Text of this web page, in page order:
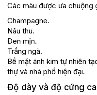
Các màu được ưa chuộng
Champagne.
Nâu thu.
Đen mịn.
Trắng ngà.
Bề mặt ánh kim tự nhiên
thự và nhà phố hiện đại.
Độ dày và độ cứng